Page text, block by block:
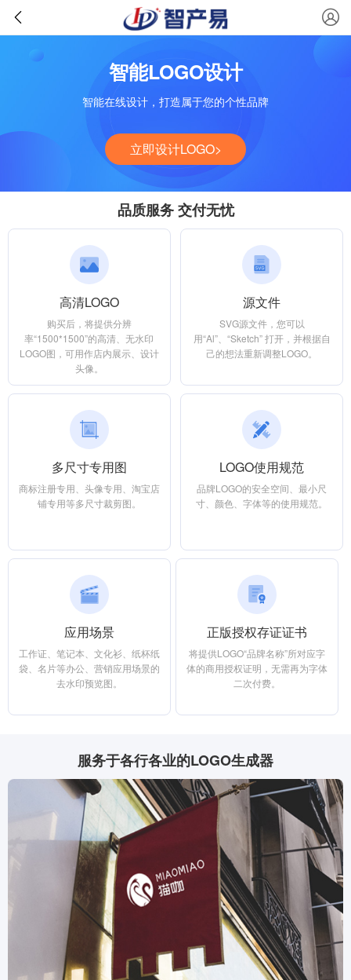
智能LOGO设计
智能在线设计，打造属于您的个性品牌
立即设计LOGO>
品质服务 交付无忧
高清LOGO
购买后，将提供分辨
率“1500*1500”的高清、无水印
LOGO图，可用作店内展示、设计
头像。
源文件
SVG源文件，您可以
用“Al”、“Sketch” 打开，并根据自
己的想法重新调整LOGO。
多尺寸专用图
商标注册专用、头像专用、淘宝店
铺专用等多尺寸裁剪图。
LOGO使用规范
品牌LOGO的安全空间、最小尺
寸、颜色、字体等的使用规范。
应用场景
工作证、笔记本、文化衫、纸杯纸
袋、名片等办公、营销应用场景的
去水印预览图。
正版授权存证证书
将提供LOGO“品牌名称”所对应字
体的商用授权证明，无需再为字体
二次付费。
服务于各行各业的LOGO生成器